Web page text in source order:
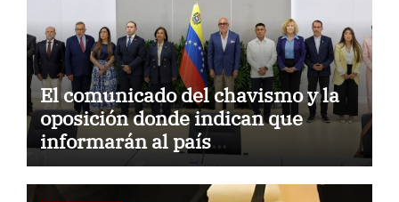
El comunicado del chavismo y la
oposición donde indican que
informarán al país
oportunamente sobre los avances
alcanzado